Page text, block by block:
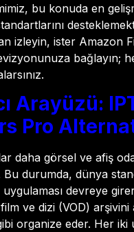
bu konuda en
izleyin, ister Amazon
bağlayın;
Arayüzü:
Pro
daha görsel ve afiş
Bu durumda, dünya
uygulaması devreye
ve dizi (VOD)
organize eder. Her iki